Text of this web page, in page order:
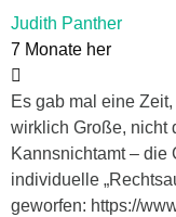
Judith Panther
7 Monate her
Es gab mal eine
wirklich Große, nicht
Kannsnichtamt – die
individuelle
geworfen: https://